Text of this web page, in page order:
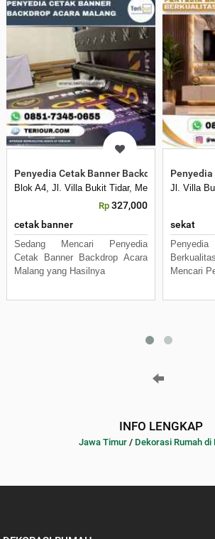
Penyedia Cetak Banner Backdrop Acara
Blok A4, Jl. Villa Bukit Tidar, Merjosari, Kec.
Rp 327,000
cetak banner
Sedang Mencari Penyedia
Cetak Banner Backdrop Acara
Malang yang Hasilnya
Jl. Villa
sekat
Mencari
INFO LENGKAP
Jawa Timur / Dekorasi Rumah di